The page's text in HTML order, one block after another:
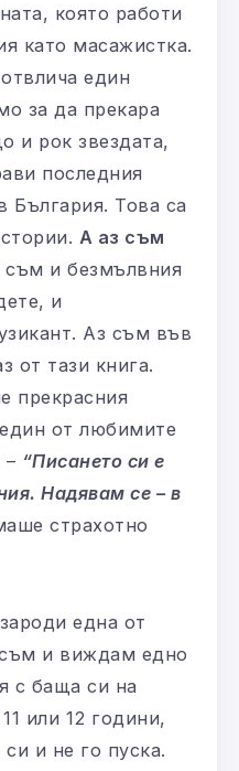
която работи
като масажистка.
един
за да прекара
и рок звездата,
последния
България. Това са
А аз съм
съм и безмълвния
и
Аз съм във
от тази книга.
прекрасния
от любимите
– “Писането си е
Надявам се – в
страхотно
една от
и виждам едно
с баща си на
или 12 години,
и не го пуска.